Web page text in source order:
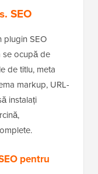
SEO
plugin SEO
se ocupă de
de titlu, meta
markup, URL-
instalați
pentru